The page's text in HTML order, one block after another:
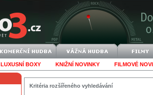
LUXUSNÍ BOXY KNIŽNÍ NOVINKY FILMOVÉ
Kritéria rozšířeného vyhledávání